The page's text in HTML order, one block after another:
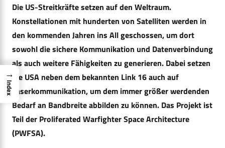
Die US-Streitkräfte setzen auf den Weltraum.
Konstellationen mit hunderten von Satelliten werden in
den kommenden Jahren ins All geschossen, um dort
sowohl die sichere Kommunikation und Datenverbindung
als auch weitere Fähigkeiten zu generieren. Dabei setzen
die USA neben dem bekannten Link 16 auch auf
Laserkommunikation, um dem immer größer werdenden
Bedarf an Bandbreite abbilden zu können. Das Projekt ist
Teil der Proliferated Warfighter Space Architecture
(PWFSA).
→
Index